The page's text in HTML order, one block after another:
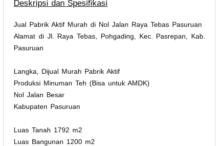
Deskripsi dan Spesifikasi
Jual Pabrik Aktif Murah di Nol Jalan Raya Tebas Pasuruan
Alamat di Jl. Raya Tebas, Pohgading, Kec. Pasrepan, Kab.
Pasuruan
Langka, Dijual Murah Pabrik Aktif
Produksi Minuman Teh (Bisa untuk AMDK)
Nol Jalan Besar
Kabupaten Pasuruan
Luas Tanah 1792 m2
Luas Bangunan 1200 m2